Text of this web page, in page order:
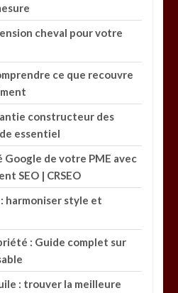
cheval pour votre
ce que recouvre
constructeur des
essentiel
de votre PME avec
SEO | CRSEO
harmoniser style et
: Guide complet sur
: trouver la meilleure